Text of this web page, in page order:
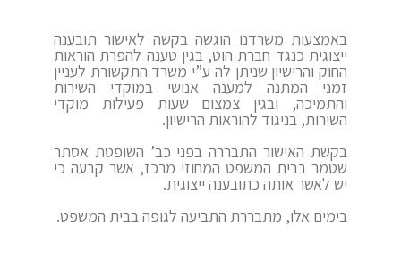
באמצעות משרדנו הוגשה בקשה לאישור תובענה
ייצוגית כנגד חברת הוט, בגין טענה להפרת הוראות
החוק והרישיון שניתן לה ע”י משרד התקשורת לעניין
זמני המתנה למענה אנושי במוקדי השירות
והתמיכה, ובגין צמצום שעות פעילות מוקדי
השירות, בניגוד להוראות הרישיון.
בקשת האישור התבררה בפני כב’ השופטת אסתר
שטמר בבית המשפט המחוזי מרכז, אשר קבעה כי
יש לאשר אותה כתובענה ייצוגית.
בימים אלו, מתבררת התביעה לגופה בבית המשפט.